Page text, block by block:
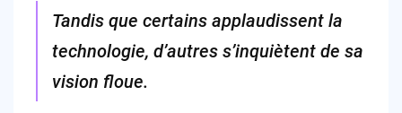
Tandis que certains applaudissent la
technologie, d’autres s’inquiètent de sa
vision floue.